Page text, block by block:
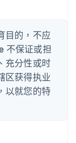
目的，不应
不保证或担
充分性或时
区获得执业
以就您的特